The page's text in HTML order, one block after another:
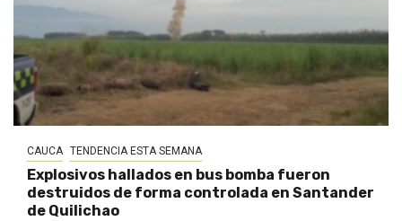
CAUCA TENDENCIA ESTA SEMANA
Explosivos hallados en bus bomba fueron
destruidos de forma controlada en Santander
de Quilichao